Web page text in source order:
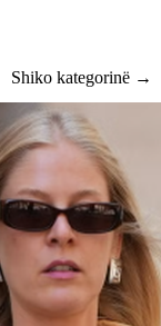
Shiko kategorinë →